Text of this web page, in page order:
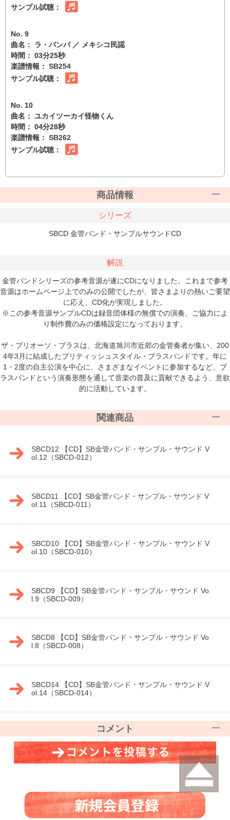
サンプル試聴：
No. 9
曲名： ラ・バンバ ／ メキシコ民謡
時間： 03分25秒
楽譜情報： SB254
サンプル試聴：
No. 10
曲名： ユカイツーカイ怪物くん
時間： 04分28秒
楽譜情報： SB262
サンプル試聴：
商品情報
シリーズ
SBCD 金管バンド・サンプルサウンドCD
解説
金管バンドシリーズの参考音源が遂にCDになりました。これまで参考
音源はホームページ上でのみの公開でしたが、皆さまよりの熱いご要望
に応え、CD化が実現しました。
※この参考音源サンプルCDは録音団体様の無償での演奏、ご協力によ
り制作費のみの価格設定になっております。
ザ・ブリオーソ・ブラスは、北海道旭川市近郊の金管奏者が集い、200
4年3月に結成したブリティッシュスタイル・ブラスバンドです。年に
1・2度の自主公演を中心に、さまざまなイベントに参加するなど、ブ
ラスバンドという演奏形態を通して音楽の普及に貢献できるよう、意欲
的に活動しています。
関連商品
SBCD12 【CD】SB金管バンド・サンプル・サウンド V
ol.12（SBCD-012）
SBCD11 【CD】SB金管バンド・サンプル・サウンド V
ol.11（SBCD-011）
SBCD10 【CD】SB金管バンド・サンプル・サウンド V
ol.10（SBCD-010）
SBCD9 【CD】SB金管バンド・サンプル・サウンド Vo
l.9（SBCD-009）
SBCD8 【CD】SB金管バンド・サンプル・サウンド Vo
l.8（SBCD-008）
SBCD14 【CD】SB金管バンド・サンプル・サウンド V
ol.14（SBCD-014）
コメント